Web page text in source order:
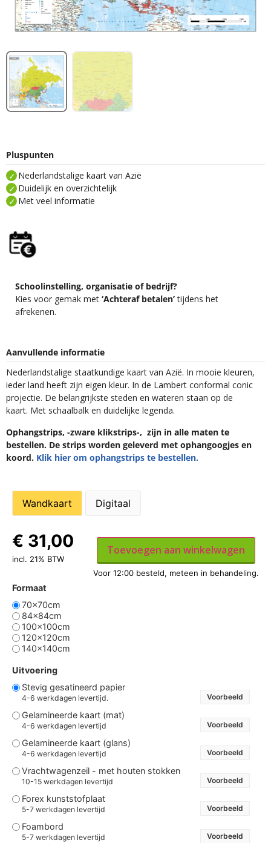
Pluspunten
Nederlandstalige kaart van Azië
Duidelijk en overzichtelijk
Met veel informatie
Schoolinstelling, organisatie of bedrijf?
Kies voor gemak met ‘Achteraf betalen’tijdens het
afrekenen.
Aanvullende informatie
Nederlandstalige staatkundige kaart van Azië. In mooie kleuren,
ieder land heeft zijn eigen kleur. In de Lambert conformal conic
projectie. De belangrijkste steden en wateren staan op de
kaart. Met schaalbalk en duidelijke legenda.
Ophangstrips, -zware klikstrips-, zijn in alle maten te
bestellen. De strips worden geleverd met ophangoogjes en
koord. Klik hier om ophangstrips te bestellen.
Wandkaart Digitaal
Formaat
70x70cm
84x84cm
100x100cm
120x120cm
140x140cm
Uitvoering
Stevig gesatineerd papier
4-6 werkdagen levertijd. Voorbeeld
Gelamineerde kaart (mat)
4-6 werkdagen levertijd Voorbeeld
Gelamineerde kaart (glans)
4-6 werkdagen levertijd Voorbeeld
Vrachtwagenzeil - met houten stokken
10-15 werkdagen levertijd Voorbeeld
Forex kunststofplaat
5-7 werkdagen levertijd Voorbeeld
Foambord
5-7 werkdagen levertijd Voorbeeld
€ 31,00
incl. 21% BTW
Toevoegen aan winkelwagen